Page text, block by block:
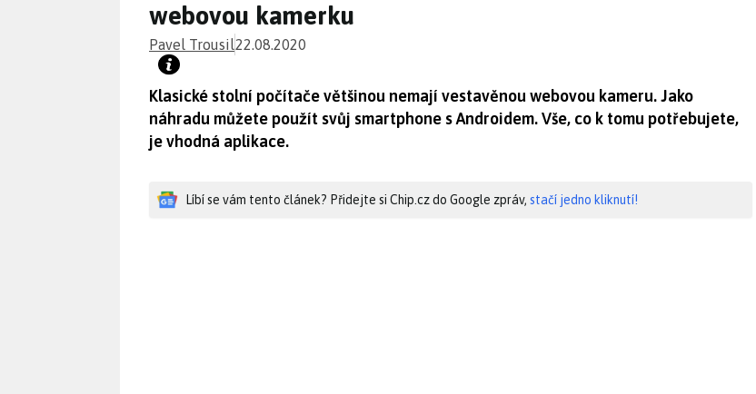
webovou kamerku
Pavel Trousil22.08.2020
Klasické stolní počítače většinou nemají vestavěnou webovou kameru. Jako
náhradu můžete použít svůj smartphone s Androidem. Vše, co k tomu potřebujete,
je vhodná aplikace.
Líbí se vám tento článek? Přidejte si Chip.cz do Google zpráv, stačí jedno kliknutí!